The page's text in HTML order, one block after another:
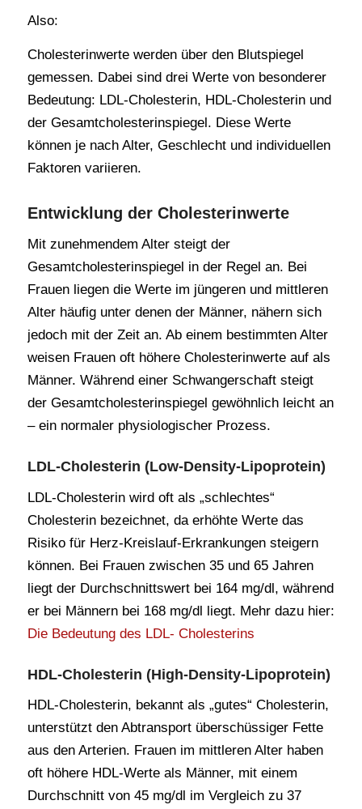
Also:
Cholesterinwerte werden über den Blutspiegel
gemessen. Dabei sind drei Werte von besonderer
Bedeutung: LDL-Cholesterin, HDL-Cholesterin und
der Gesamtcholesterinspiegel. Diese Werte
können je nach Alter, Geschlecht und individuellen
Faktoren variieren.
Entwicklung der Cholesterinwerte
Mit zunehmendem Alter steigt der
Gesamtcholesterinspiegel in der Regel an. Bei
Frauen liegen die Werte im jüngeren und mittleren
Alter häufig unter denen der Männer, nähern sich
jedoch mit der Zeit an. Ab einem bestimmten Alter
weisen Frauen oft höhere Cholesterinwerte auf als
Männer. Während einer Schwangerschaft steigt
der Gesamtcholesterinspiegel gewöhnlich leicht an
– ein normaler physiologischer Prozess.
LDL-Cholesterin (Low-Density-Lipoprotein)
LDL-Cholesterin wird oft als „schlechtes“
Cholesterin bezeichnet, da erhöhte Werte das
Risiko für Herz-Kreislauf-Erkrankungen steigern
können. Bei Frauen zwischen 35 und 65 Jahren
liegt der Durchschnittswert bei 164 mg/dl, während
er bei Männern bei 168 mg/dl liegt. Mehr dazu hier:
Die Bedeutung des LDL- Cholesterins
HDL-Cholesterin (High-Density-Lipoprotein)
HDL-Cholesterin, bekannt als „gutes“ Cholesterin,
unterstützt den Abtransport überschüssiger Fette
aus den Arterien. Frauen im mittleren Alter haben
oft höhere HDL-Werte als Männer, mit einem
Durchschnitt von 45 mg/dl im Vergleich zu 37